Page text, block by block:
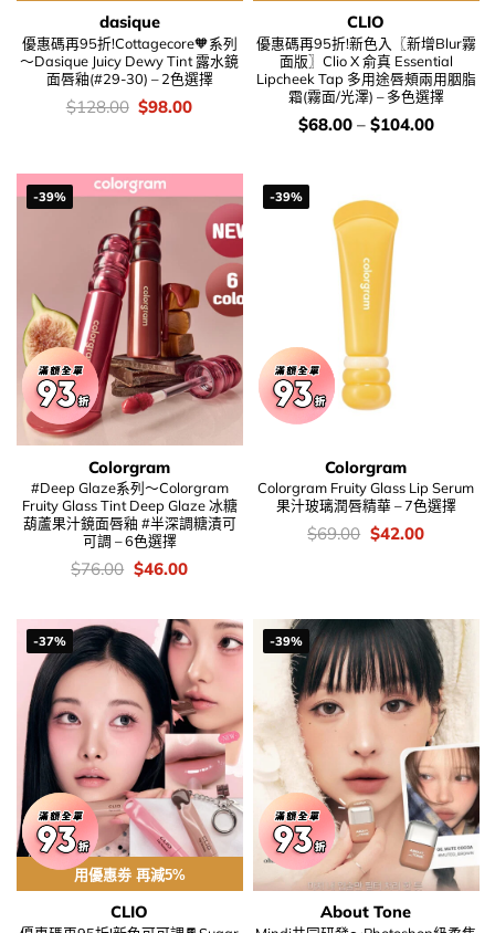
dasique
優惠碼再95折!Cottagecore🧡系列
～Dasique Juicy Dewy Tint 露水鏡
面唇釉(#29-30) – 2色選擇
價
錢：
$128.00 Original
price
$98.00Current
CLIO
優惠碼再95折!新色入〖新增Blur霧
面版〗Clio X 俞真 Essential
Lipcheek Tap 多用途唇頰兩用胭脂
霜(霧面/光澤) – 多色選擇
價
錢：
$68.00– $104.00
-39%
Colorgram
#Deep Glaze系列～Colorgram
Fruity Glass Tint Deep Glaze 冰糖
葫蘆果汁鏡面唇釉 #半深調糖漬可
可調 – 6色選擇
價
$76.00 Original
$76.00.
$46.00Current
$46.00.
-39%
Colorgram
Colorgram Fruity Glass Lip Serum
果汁玻璃潤唇精華 – 7色選擇
價
$69.00 Original
$42.00Current
-37%
用優惠劵 再減5%
CLIO
-39%
About Tone